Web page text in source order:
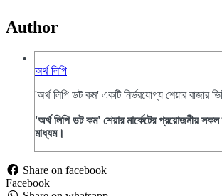
Author
অর্থ লিপি
'অর্থ লিপি ডট কম' একটি নির্ভরযোগ্য শেয়ার
'অর্থ লিপি ডট কম' শেয়ার মার্কেটের প্রয়োজনীয়
মাধ্যম।
Share on facebook
Facebook